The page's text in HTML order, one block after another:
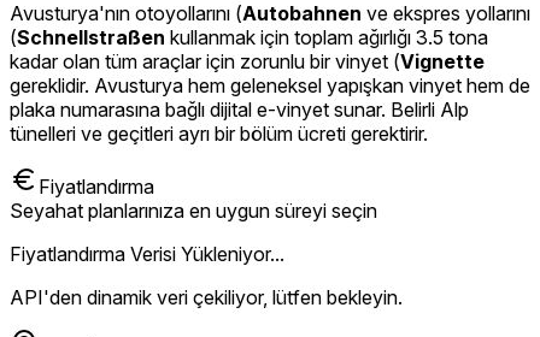
Avusturya'nın otoyollarını (Autobahnen ve ekspres yollarını
(Schnellstraßen kullanmak için toplam ağırlığı 3.5 tona
kadar olan tüm araçlar için zorunlu bir vinyet (Vignette
gereklidir. Avusturya hem geleneksel yapışkan vinyet hem de
plaka numarasına bağlı dijital e-vinyet sunar. Belirli Alp
tünelleri ve geçitleri ayrı bir bölüm ücreti gerektirir.
Fiyatlandırma
Seyahat planlarınıza en uygun süreyi seçin
Fiyatlandırma Verisi Yükleniyor...
API'den dinamik veri çekiliyor, lütfen bekleyin.